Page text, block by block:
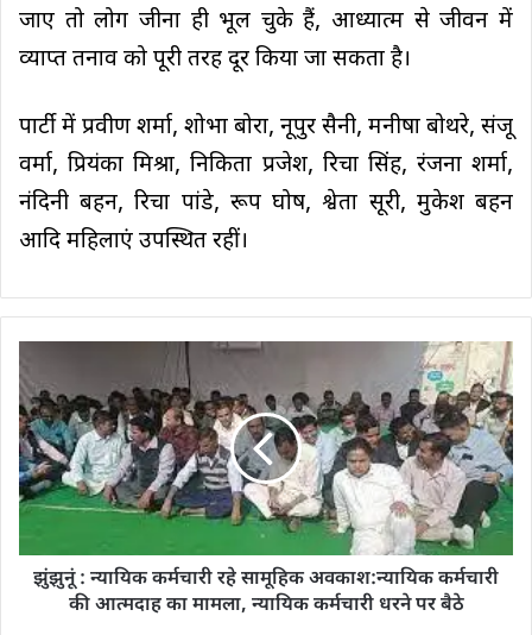
जाए तो लोग जीना ही भूल चुके हैं, आध्यात्म से जीवन में
व्याप्त तनाव को पूरी तरह दूर किया जा सकता है।
पार्टी में प्रवीण शर्मा, शोभा बोरा, नूपुर सैनी, मनीषा बोथरे, संजू
वर्मा, प्रियंका मिश्रा, निकिता प्रजेश, रिचा सिंह, रंजना शर्मा,
नंदिनी बहन, रिचा पांडे, रूप घोष, श्वेता सूरी, मुकेश बहन
आदि महिलाएं उपस्थित रहीं।
झुंझुनूं : न्यायिक कर्मचारी रहे सामूहिक अवकाश:न्यायिक कर्मचारी
की आत्मदाह का मामला, न्यायिक कर्मचारी धरने पर बैठे